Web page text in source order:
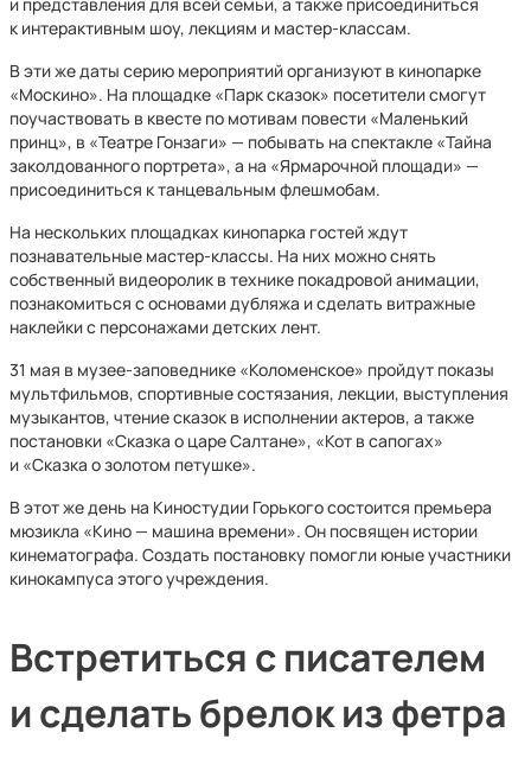
к интерактивным шоу, лекциям и мастер-классам.
В эти же даты серию мероприятий организуют в кинопарке
«Москино». На площадке «Парк сказок» посетители смогут
поучаствовать в квесте по мотивам повести «Маленький
принц», в «Театре Гонзаги» — побывать на спектакле «Тайна
заколдованного портрета», а на «Ярмарочной площади» —
присоединиться к танцевальным флешмобам.
На нескольких площадках кинопарка гостей ждут
познавательные мастер-классы. На них можно снять
собственный видеоролик в технике покадровой анимации,
познакомиться с основами дубляжа и сделать витражные
наклейки с персонажами детских лент.
31 мая в музее-заповеднике «Коломенское» пройдут показы
мультфильмов, спортивные состязания, лекции, выступления
музыкантов, чтение сказок в исполнении актеров, а также
постановки «Сказка о царе Салтане», «Кот в сапогах»
и «Сказка о золотом петушке».
В этот же день на Киностудии Горького состоится премьера
мюзикла «Кино — машина времени». Он посвящен истории
кинематографа. Создать постановку помогли юные участники
кинокампуса этого учреждения.
Встретиться с писателем
и сделать брелок из фетра